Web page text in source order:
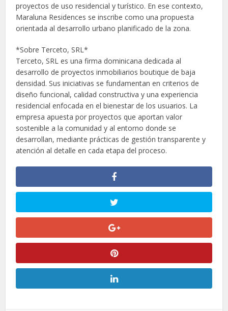
proyectos de uso residencial y turístico. En ese contexto,
Maraluna Residences se inscribe como una propuesta
orientada al desarrollo urbano planificado de la zona.
*Sobre Terceto, SRL*
Terceto, SRL es una firma dominicana dedicada al
desarrollo de proyectos inmobiliarios boutique de baja
densidad. Sus iniciativas se fundamentan en criterios de
diseño funcional, calidad constructiva y una experiencia
residencial enfocada en el bienestar de los usuarios. La
empresa apuesta por proyectos que aportan valor
sostenible a la comunidad y al entorno donde se
desarrollan, mediante prácticas de gestión transparente y
atención al detalle en cada etapa del proceso.